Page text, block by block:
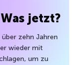
jetzt?
zehn Jahren
wieder mit
um zu